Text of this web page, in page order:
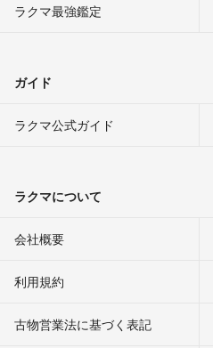
ラクマ最強鑑定
ガイド
ラクマ公式ガイド
ラクマについて
会社概要
利用規約
古物営業法に基づく表記